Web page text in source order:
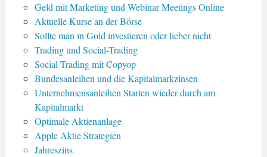
Geld mit Marketing und Webinar Meetings Online
Aktuelle Kurse an der Börse
Sollte man in Gold investieren oder lieber nicht
Trading und Social-Trading
Social Trading mit Copyop
Bundesanleihen und die Kapitalmarkzinsen
Unternehmensanleihen Starten wieder durch am
Kapitalmarkt
Optimale Aktienanlage
Apple Aktie Strategien
Jahreszins